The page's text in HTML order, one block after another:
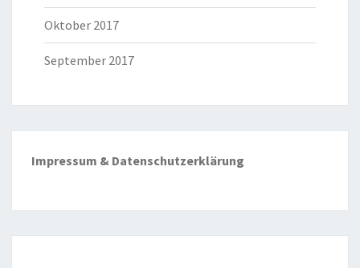
Oktober 2017
September 2017
Impressum & Datenschutzerklärung